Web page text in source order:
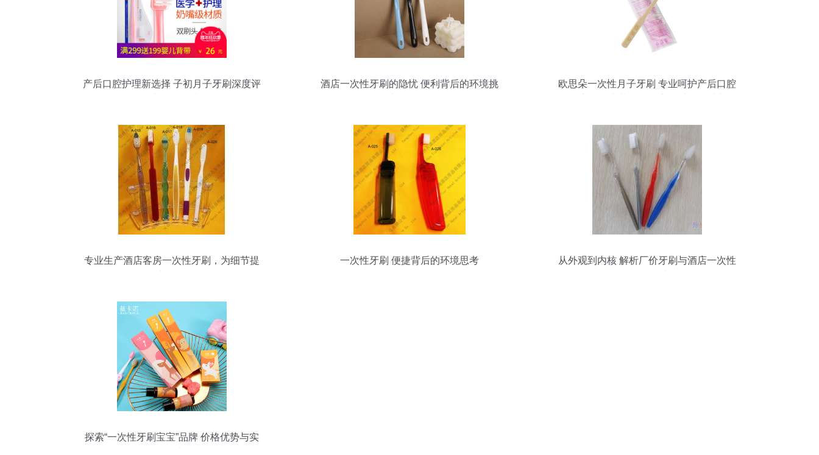
产后口腔护理新选择 子初月子牙刷深度评
酒店一次性牙刷的隐忧 便利背后的环境挑
欧思朵一次性月子牙刷 专业呵护产后口腔
专业生产酒店客房一次性牙刷，为细节提
一次性牙刷 便捷背后的环境思考
从外观到内核 解析厂价牙刷与酒店一次性
探索“一次性牙刷宝宝”品牌 价格优势与实